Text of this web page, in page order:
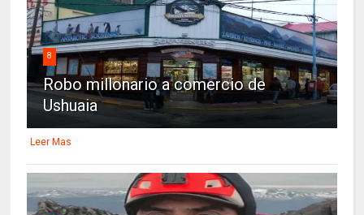
8
Robo millonario a comercio de
Ushuaia
Leer Mas